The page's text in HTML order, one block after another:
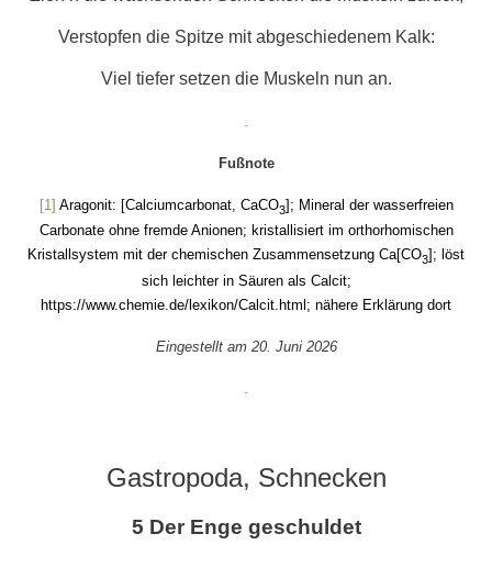
Verstopfen die Spitze mit abgeschiedenem Kalk:
Viel tiefer setzen die Muskeln nun an.
Fußnote
[1] Aragonit: [Calciumcarbonat, CaCO3]; Mineral der wasserfreien
Carbonate ohne fremde Anionen; kristallisiert im orthorhomischen
Kristallsystem mit der chemischen Zusammensetzung Ca[CO3]; löst
sich leichter in Säuren als Calcit;
https://www.chemie.de/lexikon/Calcit.html ; nähere Erklärung dort
Eingestellt am 20. Juni 2026
Gastropoda, Schnecken
5 Der Enge geschuldet